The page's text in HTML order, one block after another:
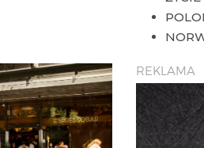
REKLAMA